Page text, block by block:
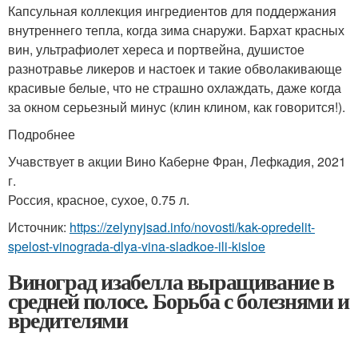
Капсульная коллекция ингредиентов для поддержания
внутреннего тепла, когда зима снаружи. Бархат красных
вин, ультрафиолет хереса и портвейна, душистое
разнотравье ликеров и настоек и такие обволакивающе
красивые белые, что не страшно охлаждать, даже когда
за окном серьезный минус (клин клином, как говорится!).
Подробнее
Учавствует в акции Вино Каберне Фран, Лефкадия, 2021
г.
Россия, красное, сухое, 0.75 л.
Источник: https://zelynyjsad.info/novosti/kak-opredelit-
spelost-vinograda-dlya-vina-sladkoe-ili-kisloe
Виноград изабелла выращивание в
средней полосе. Борьба с болезнями и
вредителями